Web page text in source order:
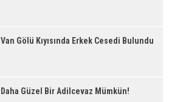
Van Gölü Kıyısında Erkek Cesedi Bulundu
Daha Güzel Bir Adilcevaz Mümkün!